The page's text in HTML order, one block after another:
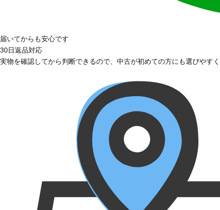
届いてからも安心です
30日返品対応
実物を確認してから判断できるので、中古が初めての方にも選びやす